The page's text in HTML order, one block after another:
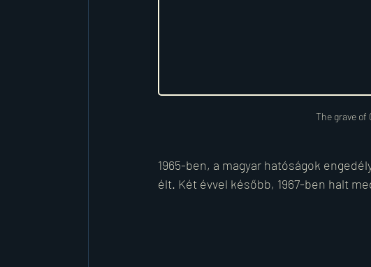
The grave of
1965-ben, a magyar hatóságok
élt. Két évvel később, 1967-ben halt